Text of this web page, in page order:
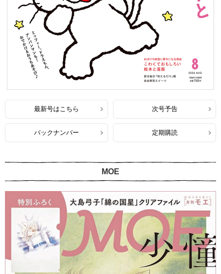
最新号はこちら 次号予告
バックナンバー 定期購読
MOE